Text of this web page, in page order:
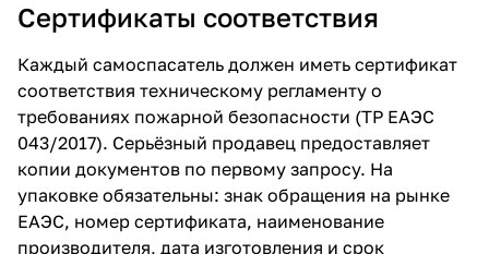
Сертификаты соответствия
Каждый самоспасатель должен иметь сертификат
соответствия техническому регламенту о
требованиях пожарной безопасности (ТР ЕАЭС
043/2017). Серьёзный продавец предоставляет
копии документов по первому запросу. На
упаковке обязательны: знак обращения на рынке
ЕАЭС, номер сертификата, наименование
производителя, дата изготовления и срок